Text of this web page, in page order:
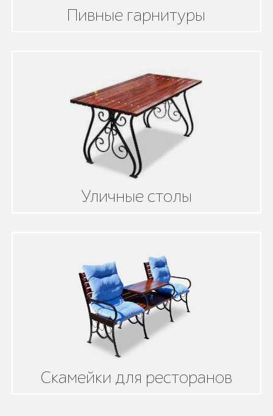
Пивные гарнитуры
Уличные столы
Скамейки для ресторанов